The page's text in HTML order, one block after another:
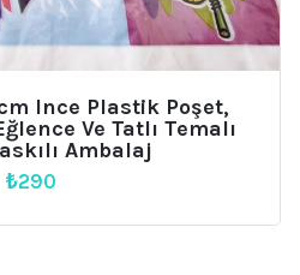
Ince Plastik Poşet,
Ve Tatlı Temalı
Ambalaj
₺290